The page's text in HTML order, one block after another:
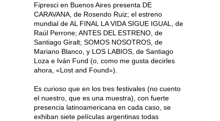
Fipresci en Buenos Aires presenta DE
CARAVANA, de Rosendo Ruiz; el estreno
mundial de AL FINAL LA VIDA SIGUE IGUAL, de
Raúl Perrone; ANTES DEL ESTRENO, de
Santiago Giralt; SOMOS NOSOTROS, de
Mariano Blanco, y LOS LABIOS, de Santiago
Loza e Iván Fund (o, como me gusta decirles
ahora, «Lost and Found»).
Es curioso que en los tres festivales (no cuento
el nuestro, que es una muestra), con fuerte
presencia latinoamericana en cada caso, se
exhiban siete películas argentinas todas